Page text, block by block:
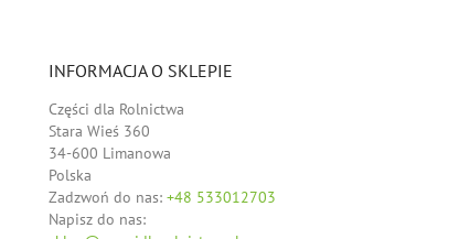
INFORMACJA O SKLEPIE
Części dla Rolnictwa
Stara Wieś 360
34-600 Limanowa
Polska
Zadzwoń do nas: +48 533012703
Napisz do nas: